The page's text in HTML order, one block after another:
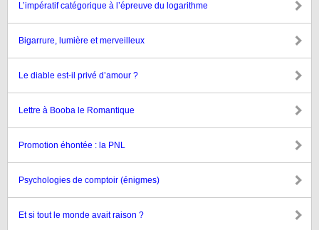
L’impératif catégorique à l’épreuve du logarithme
Bigarrure, lumière et merveilleux
Le diable est-il privé d’amour ?
Lettre à Booba le Romantique
Promotion éhontée : la PNL
Psychologies de comptoir (énigmes)
Et si tout le monde avait raison ?